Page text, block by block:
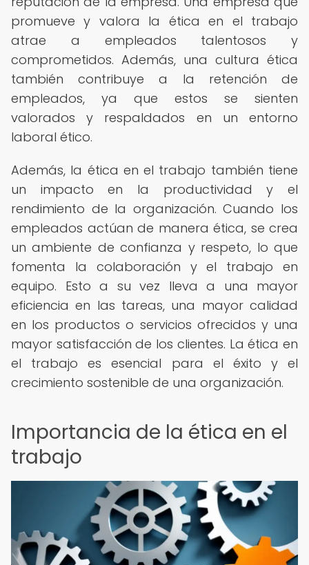
promueve y valora la ética en el trabajo
atrae a empleados talentosos y
comprometidos. Además, una cultura ética
también contribuye a la retención de
empleados, ya que estos se sienten
valorados y respaldados en un entorno
laboral ético.
Además, la ética en el trabajo también tiene
un impacto en la productividad y el
rendimiento de la organización. Cuando los
empleados actúan de manera ética, se crea
un ambiente de confianza y respeto, lo que
fomenta la colaboración y el trabajo en
equipo. Esto a su vez lleva a una mayor
eficiencia en las tareas, una mayor calidad
en los productos o servicios ofrecidos y una
mayor satisfacción de los clientes. La ética en
el trabajo es esencial para el éxito y el
crecimiento sostenible de una organización.
Importancia de la ética en el
trabajo